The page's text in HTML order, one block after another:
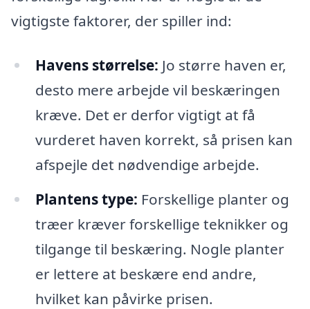
vigtigste faktorer, der spiller ind:
Havens størrelse: Jo større haven er,
desto mere arbejde vil beskæringen
kræve. Det er derfor vigtigt at få
vurderet haven korrekt, så prisen kan
afspejle det nødvendige arbejde.
Plantens type: Forskellige planter og
træer kræver forskellige teknikker og
tilgange til beskæring. Nogle planter
er lettere at beskære end andre,
hvilket kan påvirke prisen.